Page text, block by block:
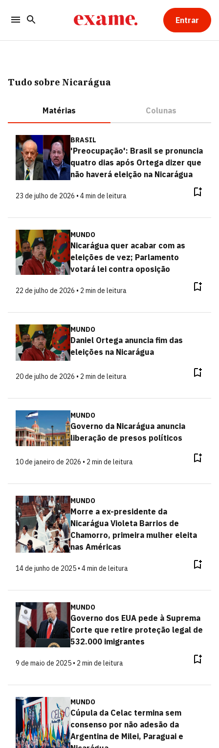
Entrar
Tudo sobre Nicarágua
Matérias Colunas
BRASIL
'Preocupação': Brasil se pronuncia
quatro dias após Ortega dizer que
não haverá eleição na Nicarágua
23 de julho de 2026 • 4 min de leitura
MUNDO
Nicarágua quer acabar com as
eleições de vez; Parlamento
votará lei contra oposição
22 de julho de 2026 • 2 min de leitura
MUNDO
Daniel Ortega anuncia fim das
eleições na Nicarágua
20 de julho de 2026 • 2 min de leitura
MUNDO
Governo da Nicarágua anuncia
liberação de presos políticos
10 de janeiro de 2026 • 2 min de leitura
MUNDO
Morre a ex-presidente da
Nicarágua Violeta Barrios de
Chamorro, primeira mulher eleita
nas Américas
14 de junho de 2025 • 4 min de leitura
MUNDO
Governo dos EUA pede à Suprema
Corte que retire proteção legal de
532.000 imigrantes
9 de maio de 2025 • 2 min de leitura
MUNDO
Cúpula da Celac termina sem
consenso por não adesão da
Argentina de Milei, Paraguai e